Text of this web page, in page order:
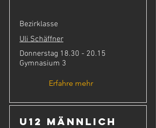
Bezirklasse
Uli Schäffner
Donnerstag 18.30 - 20.15
Gymnasium 3
Erfahre mehr
U12 männlich